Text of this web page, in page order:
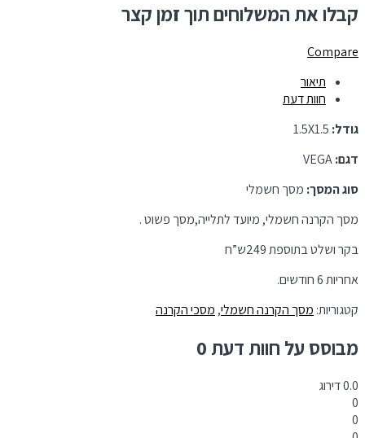
קבלו את המשלוחים תוך זמן קצר
Compare
תיאור
חוות דעת
גודל:1.5X1.5
דגם:VEGA
סוג המסך:מסך חשמלי
מסך הקרנה חשמלי, מיועד לתלייה,מסך פשוט .
בקר ושלט בתוספת 249ש”ח
אחריות 6 חודשים.
קטגוריות:מסך הקרנה חשמלי,מסכי הקרנה
מבוסס על חוות דעת 0
0.0דירוג